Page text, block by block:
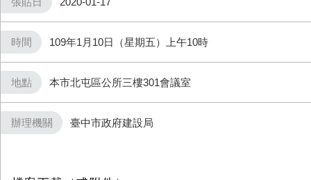
時間 109年1月10日（星期五）上午10時
地點 本市北屯區公所三樓301會議室
辦理機關 臺中市政府建設局